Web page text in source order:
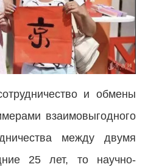
и обмены
взаимовыгодного
между двумя
25 лет, то научно-